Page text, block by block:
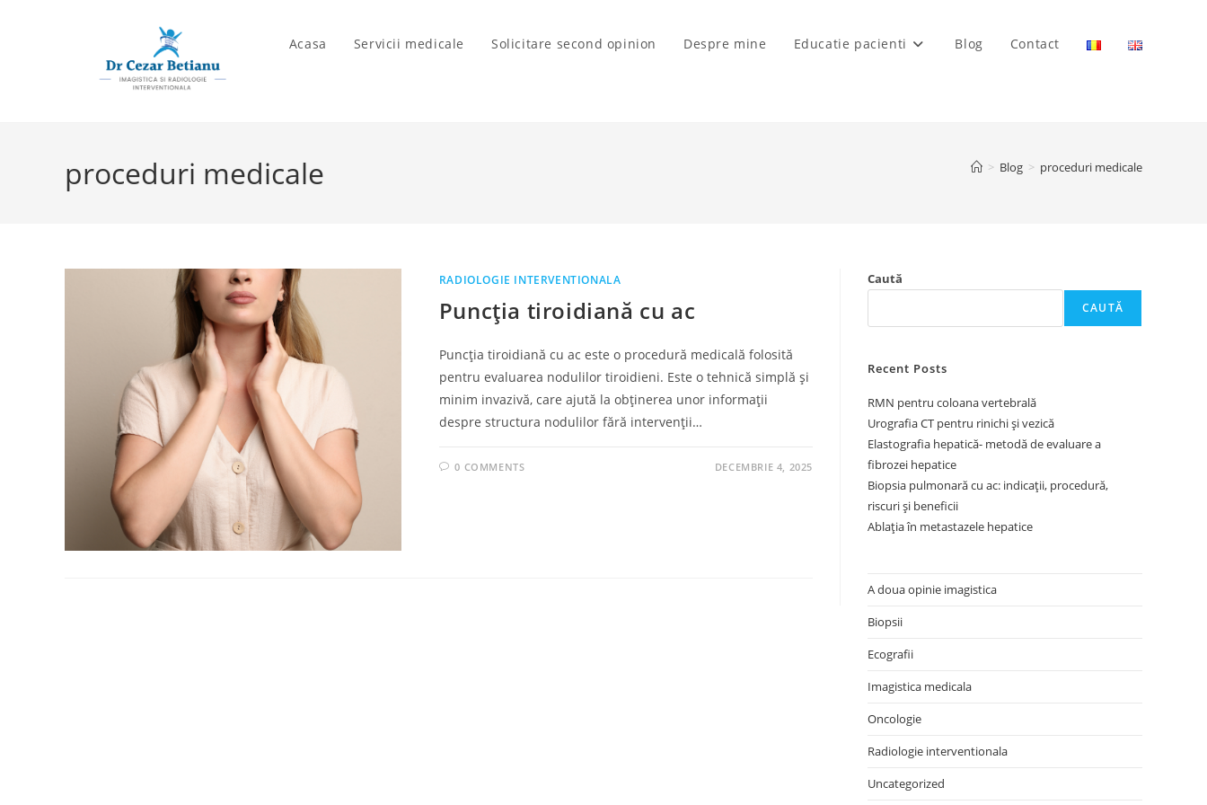
Acasa Servicii medicale Solicitare second opinion Despre mine Educatie pacienti Blog Contact
proceduri medicale > Blog > proceduri medicale
RADIOLOGIE INTERVENTIONALA
Puncția tiroidiană cu ac
Puncția tiroidiană cu ac este o procedură medicală folosită
pentru evaluarea nodulilor tiroidieni. Este o tehnică simplă și
minim invazivă, care ajută la obținerea unor informații
despre structura nodulilor fără intervenții…
0 COMMENTS DECEMBRIE 4, 2025
Caută
CAUTĂ
Recent Posts
RMN pentru coloana vertebrală
Urografia CT pentru rinichi și vezică
Elastografia hepatică- metodă de evaluare a
fibrozei hepatice
Biopsia pulmonară cu ac: indicații, procedură,
riscuri și beneficii
Ablația în metastazele hepatice
A doua opinie imagistica
Biopsii
Ecografii
Imagistica medicala
Oncologie
Radiologie interventionala
Uncategorized